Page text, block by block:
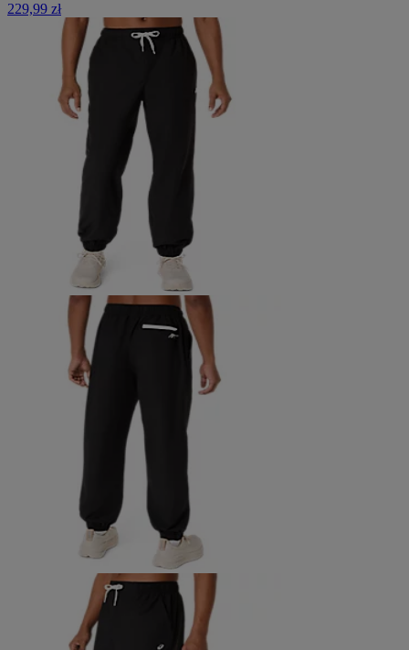
229,99 zł